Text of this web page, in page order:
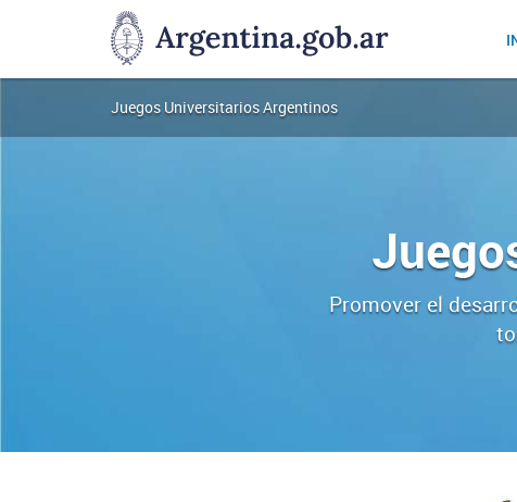
JUARMinisterio de Capital Humano
Juegos Universitarios Argentinos
Promover el